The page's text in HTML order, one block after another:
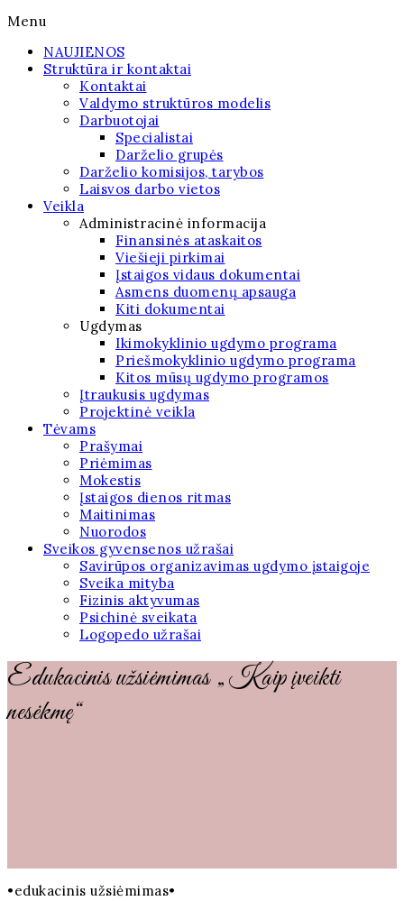
Menu
NAUJIENOS
Struktūra ir kontaktai
Kontaktai
Valdymo struktūros modelis
Darbuotojai
Specialistai
Darželio grupės
Darželio komisijos, tarybos
Laisvos darbo vietos
Veikla
Administracinė informacija
Finansinės ataskaitos
Viešieji pirkimai
Įstaigos vidaus dokumentai
Asmens duomenų apsauga
Kiti dokumentai
Ugdymas
Ikimokyklinio ugdymo programa
Priešmokyklinio ugdymo programa
Kitos mūsų ugdymo programos
Įtraukusis ugdymas
Projektinė veikla
Tėvams
Prašymai
Priėmimas
Mokestis
Įstaigos dienos ritmas
Maitinimas
Nuorodos
Sveikos gyvensenos užrašai
Savirūpos organizavimas ugdymo įstaigoje
Sveika mityba
Fizinis aktyvumas
Psichinė sveikata
Logopedo užrašai
Edukacinis užsiėmimas „Kaip įveikti
nesėkmę“
•edukacinis užsiėmimas•